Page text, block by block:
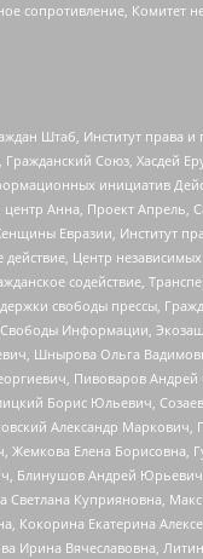
сопротивление, Комитет
Штаб, Институт права
Союз, Хасдей
инициатив
Анна, Проект Апрель,
Евразии, Институт
Центр
содействие,
свободы прессы,
Свободы Информации,
Шнырова Ольга
Пивоваров
Борис Юльевич,
Александр Маркович,
Жемкова Елена Борисовна,
Блинушов Андрей
Куприяновна,
Кокорина Екатерина
Ирина Вячеславовна,